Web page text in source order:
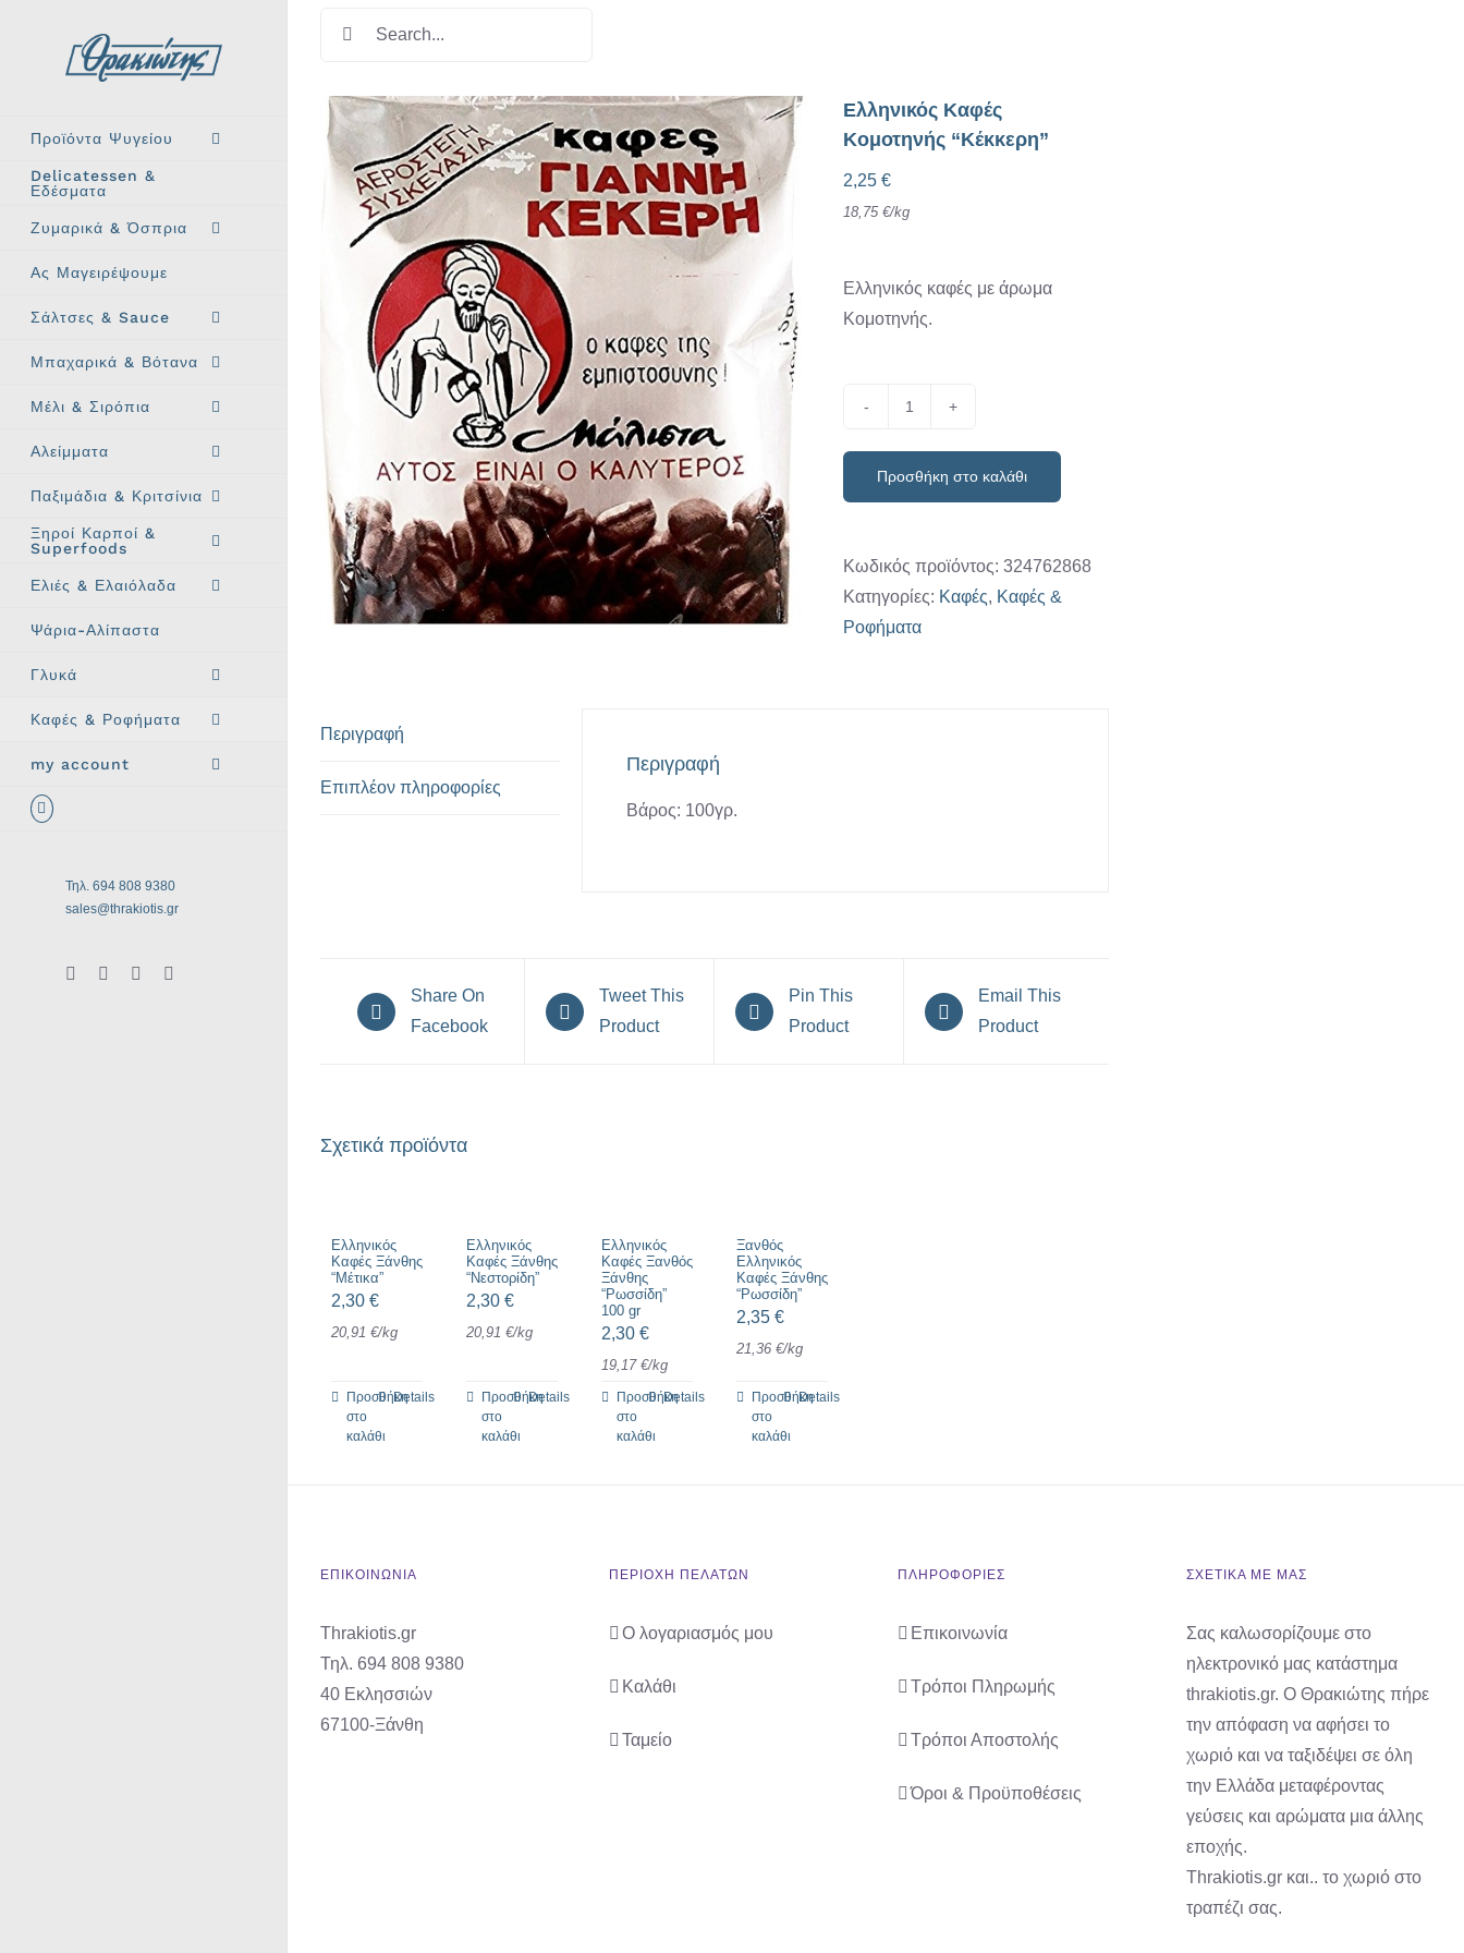
Προϊόντα Ψυγείου
Delicatessen &
Εδέσματα
Ζυμαρικά & Όσπρια
Ας Μαγειρέψουμε
Σάλτσες & Sauce
Μπαχαρικά & Βότανα
Μέλι & Σιρόπια
Αλείμματα
Παξιμάδια & Κριτσίνια
Ξηροί Καρποί &
Superfoods
Ελιές & Ελαιόλαδα
Ψάρια-Αλίπαστα
Γλυκά
Καφές & Ροφήματα
my account
Τηλ. 694 808 9380
sales@thrakiotis.gr
Instagram Facebook
Ελληνικός Καφές
Κομοτηνής “Κέκκερη”
2,25 €
18,75 €/kg
Ελληνικός καφές με άρωμα
Κομοτηνής.
Καφές
Κομοτηνής
Προσθήκη στο καλάθι
Κωδικός προϊόντος: 324762868
Κατηγορίες: Καφές, Καφές &
Ροφήματα
Περιγραφή
Επιπλέον πληροφορίες
Περιγραφή
Βάρος: 100γρ.
Share On
Facebook
Tweet This
Product
Pin This
Product
Email This
Product
Σχετικά προϊόντα
Ελληνικός
Καφές Ξάνθης
“Μέτικα”
2,30 €
20,91 €/kg
Προσθήκη
στο
καλάθι
Details
Ελληνικός
Καφές Ξάνθης
“Νεστορίδη”
2,30€
20,91€/kg
Προσθήκη
στο
καλάθι
Details
Ελληνικός
Καφές Ξανθός
Ξάνθης
“Ρωσσίδη”
100 gr
2,30€
19,17€/kg
Προσθήκη
στο
καλάθι
Details
Ξανθός
Ελληνικός
Καφές Ξάνθης
“Ρωσσίδη”
2,35€
21,36€/kg
Προσθήκη
στο
καλάθι
Details
ΕΠΙΚΟΙΝΩΝΙΑ
Thrakiotis.gr
Τηλ. 694 808 9380
40 Εκλησσιών
67100-Ξάνθη
ΠΕΡΙΟΧΗ ΠΕΛΑΤΩΝ
Ο λογαριασμός μου
Καλάθι
Ταμείο
ΠΛΗΡΟΦΟΡΙΕΣ
Επικοινωνία
Τρόποι Πληρωμής
Τρόποι Αποστολής
Όροι & Προϋποθέσεις
ΣΧΕΤΙΚΑ ΜΕ ΜΑΣ
Σας καλωσορίζουμε στο
ηλεκτρονικό μας κατάστημα
thrakiotis.gr. Ο Θρακιώτης πήρε
την απόφαση να αφήσει το
χωριό και να ταξιδέψει σε όλη
την Ελλάδα μεταφέροντας
γεύσεις και αρώματα μια άλλης
εποχής.
Thrakiotis.gr και.. το χωριό στο
τραπέζι σας.